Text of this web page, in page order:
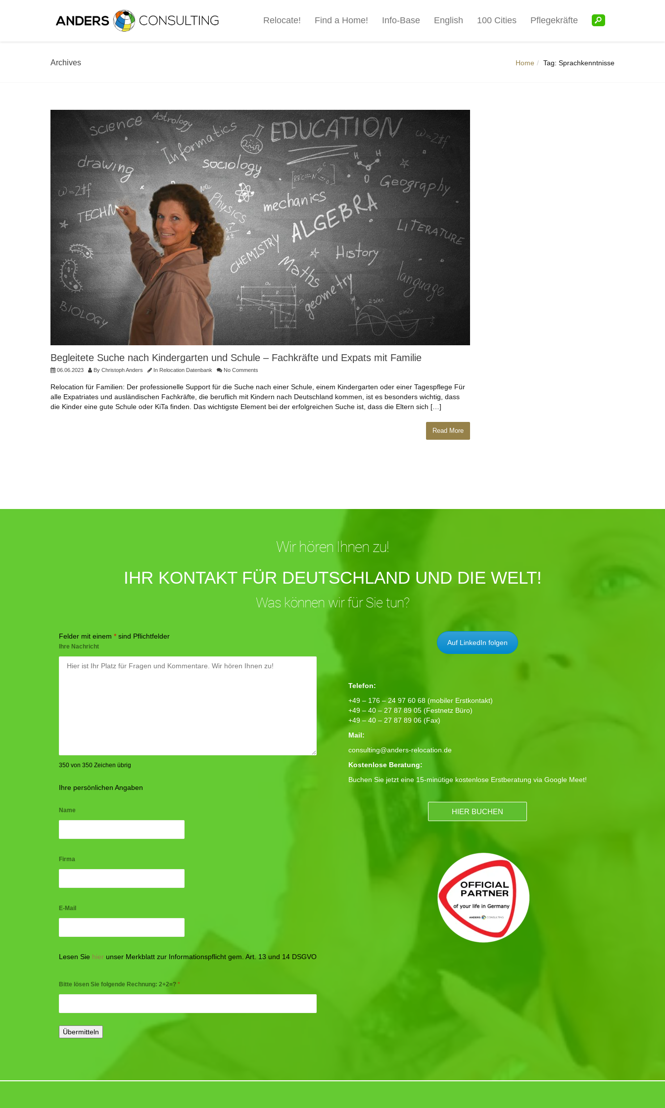
Relocate! Find a Home! Info-Base English 100 Cities Pflegekräfte
Archives Home Tag: Sprachkenntnisse
Begleitete Suche nach Kindergarten und Schule – Fachkräfte und Expats mit Familie
06.06.2023 By Christoph Anders In Relocation Datenbank No Comments
Relocation für Familien: Der professionelle Support für die Suche nach einer Schule, einem Kindergarten oder einer Tagespflege Für
alle Expatriates und ausländischen Fachkräfte, die beruflich mit Kindern nach Deutschland kommen, ist es besonders wichtig, dass
die Kinder eine gute Schule oder KiTa finden. Das wichtigste Element bei der erfolgreichen Suche ist, dass die Eltern sich […]
Read More
Wir hören Ihnen zu!
IHR KONTAKT FÜR DEUTSCHLAND UND DIE WELT!
Was können wir für Sie tun?
Felder mit einem * sind Pflichtfelder
Ihre Nachricht
350 von 350 Zeichen übrig
Ihre persönlichen Angaben
Name
Firma
E-Mail
Lesen Sie hier unser Merkblatt zur Informationspflicht gem. Art. 13 und 14 DSGVO
Bitte lösen Sie folgende Rechnung: 2+2=? *
Auf LinkedIn folgen
Telefon:
+49 – 176 – 24 97 60 68 (mobiler Erstkontakt)
+49 – 40 – 27 87 89 05 (Festnetz Büro)
+49 – 40 – 27 87 89 06 (Fax)
Mail:
consulting@anders-relocation.de
Kostenlose Beratung:
Buchen Sie jetzt eine 15-minütige kostenlose Erstberatung via Google Meet!
HIER BUCHEN